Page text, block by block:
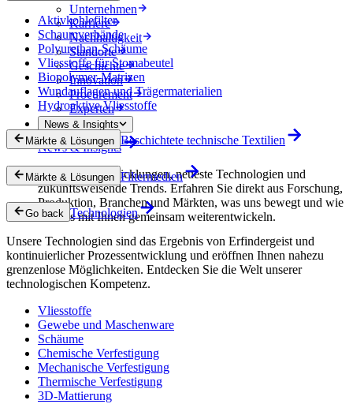
Unternehmen
Karriere
Nachhaltigkeit
Standorte
Geschichte
Innovation
Procurement
Experten
News & Insights
News & Insights
Innovative Entwicklungen, neueste Technologien und
zukunftsweisende Trends. Erfahren Sie direkt aus Forschung,
Produktion, Branchen und Märkten, was uns bewegt und wie
wir uns mit Ihnen gemeinsam weiterentwickeln.
Aktivkohlefilter
Schaumverbände
Polyurethan-Schäume
Vliesstoffe für Stomabeutel
Biopolymer-Matrizen
Wundauflagen und Trägermaterialien
Hydroaktive Vliesstoffe
Märkte & Lösungen Beschichtete technische Textilien
Märkte & Lösungen Filtermedien
Go back Technologien
Unsere Technologien sind das Ergebnis von Erfindergeist und
kontinuierlicher Prozessentwicklung und eröffnen Ihnen nahezu
grenzenlose Möglichkeiten. Entdecken Sie die Welt unserer
technologischen Kompetenz.
Vliesstoffe
Gewebe und Maschenware
Schäume
Chemische Verfestigung
Mechanische Verfestigung
Thermische Verfestigung
3D-Mattierung